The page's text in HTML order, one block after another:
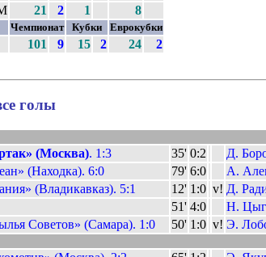
21 2 1 8
Чемпионат Кубки Еврокубки
101 9 15 2 24 2
голы
(Москва). 1:3 35' 0:2
Д.
(Находка). 6:0 79' 6:0
А.
(Владикавказ). 5:1 12' 1:0 v! Д.
51' 4:0
Н.
Советов» (Самара). 1:0 50' 1:0 v! Э.